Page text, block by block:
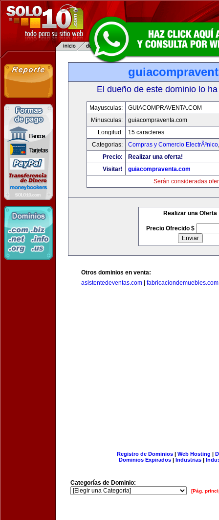
El dueño de este dominio lo
Mayusculas:
GUIACOMPRAVENTA.COM
Minusculas:
guiacompraventa.com
Longitud:
15 caracteres
Categorias:
Compras y Comercio ElectrÃ³nico
Precio:
Realizar una oferta!
Visitar!
guiacompraventa.com
Serán consideradas
Realizar una Oferta
Precio Ofrecido $
Otros dominios en venta:
asistentedeventas.com
fabricaciondemuebles.com
Registro de Dominios| Web Hosting |
Dominios Expirados | Industrias |
Categorías de Dominio:
[Pág.